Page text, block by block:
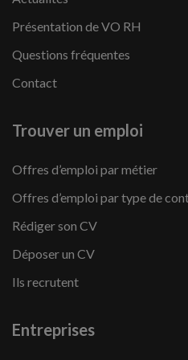
Présentation de VO RH
Questions fréquentes
Contact
Trouver un emploi
Offres d’emploi par métier
Offres d’emploi par type de
Rédiger son CV
Déposer un CV
Ils recrutent
Entreprises